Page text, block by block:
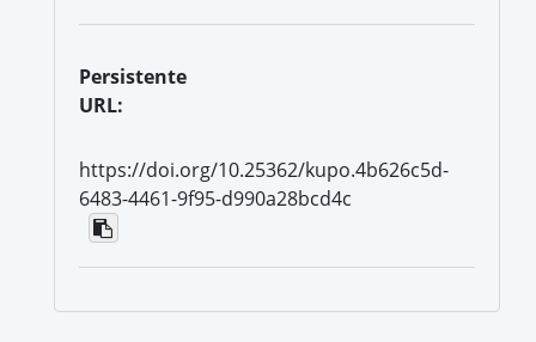
Persistente
URL:
https://doi.org/10.25362/kupo.4b626c5d-
6483-4461-9f95-d990a28bcd4c